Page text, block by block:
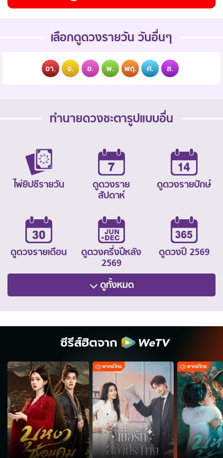
เลือกดูดวงรายวัน วันอื่นๆ
อา. จ. อ. พ. พฤ. ศ. ส.
ทำนายดวงชะตารูปแบบอื่น
ไพ่ยิปซีรายวัน
ดูดวงราย
สัปดาห์
ดูดวงรายปักษ์
ดูดวงรายเดือน
ดูดวงครึ่งปีหลัง
2569
ดูดวงปี 2569
ดูทั้งหมด
ซีรีส์ฮิตจาก